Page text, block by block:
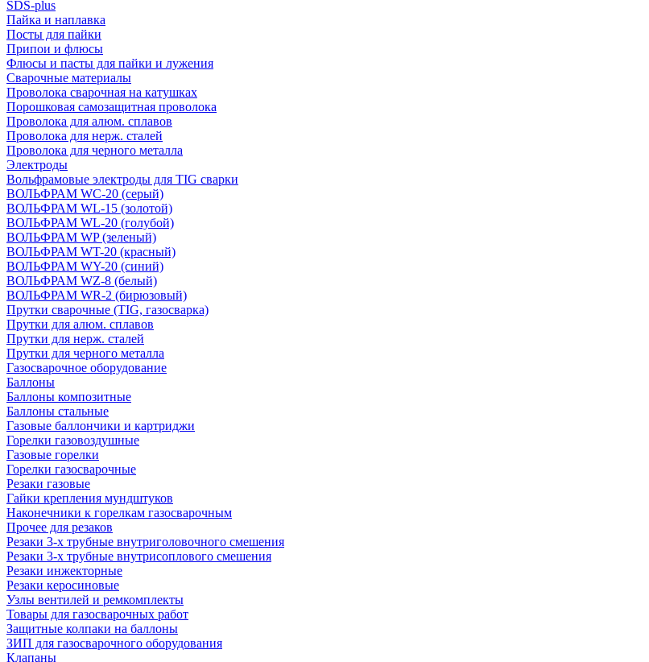
SDS-plus
Пайка и наплавка
Посты для пайки
Припои и флюсы
Флюсы и пасты для пайки и лужения
Сварочные материалы
Проволока сварочная на катушках
Порошковая самозащитная проволока
Проволока для алюм. сплавов
Проволока для нерж. сталей
Проволока для черного металла
Электроды
Вольфрамовые электроды для TIG сварки
ВОЛЬФРАМ WC-20 (серый)
ВОЛЬФРАМ WL-15 (золотой)
ВОЛЬФРАМ WL-20 (голубой)
ВОЛЬФРАМ WP (зеленый)
ВОЛЬФРАМ WT-20 (красный)
ВОЛЬФРАМ WY-20 (синий)
ВОЛЬФРАМ WZ-8 (белый)
ВОЛЬФРАМ WR-2 (бирюзовый)
Прутки сварочные (TIG, газосварка)
Прутки для алюм. сплавов
Прутки для нерж. сталей
Прутки для черного металла
Газосварочное оборудование
Баллоны
Баллоны композитные
Баллоны стальные
Газовые баллончики и картриджи
Горелки газовоздушные
Газовые горелки
Горелки газосварочные
Резаки газовые
Гайки крепления мундштуков
Наконечники к горелкам газосварочным
Прочее для резаков
Резаки 3-х трубные внутриголовочного смешения
Резаки 3-х трубные внутрисоплового смешения
Резаки инжекторные
Резаки керосиновые
Узлы вентилей и ремкомплекты
Товары для газосварочных работ
Защитные колпаки на баллоны
ЗИП для газосварочного оборудования
Клапаны